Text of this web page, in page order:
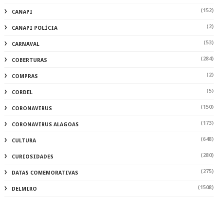
CANAPI (152)
CANAPI POLÍCIA (2)
CARNAVAL (53)
COBERTURAS (284)
COMPRAS (2)
CORDEL (5)
CORONAVIRUS (150)
CORONAVIRUS ALAGOAS (173)
CULTURA (648)
CURIOSIDADES (280)
DATAS COMEMORATIVAS (275)
DELMIRO (1508)